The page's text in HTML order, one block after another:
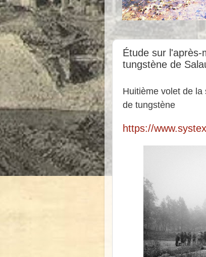
Étude sur l'après-
tungstène de
Huitième volet de la
de tungstène
https://